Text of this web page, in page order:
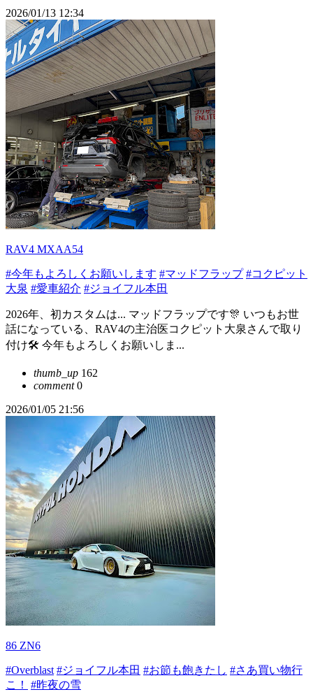
2026/01/13 12:34
RAV4 MXAA54
#今年もよろしくお願いします #マッドフラップ #コクピット
大泉 #愛車紹介 #ジョイフル本田
2026年、初カスタムは... マッドフラップです🎊 いつもお世
話になっている、RAV4の主治医コクピット大泉さんで取り
付け🛠️ 今年もよろしくお願いしま...
thumb_up 162
comment0
2026/01/05 21:56
86 ZN6
#Overblast #ジョイフル本田 #お節も飽きたし #さあ買い物行
こ！
#昨夜の雪